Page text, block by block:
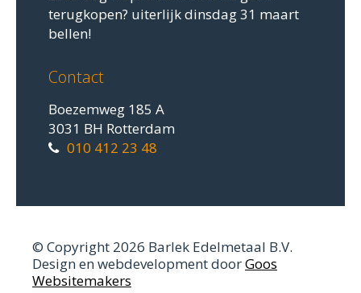
terugkopen? uiterlijk dinsdag 31 maart
bellen!
Contact
Boezemweg 185 A
3031 BH Rotterdam
010 412 23 48
© Copyright 2026 Barlek Edelmetaal B.V.
Design en webdevelopment doorGoos
Websitemakers